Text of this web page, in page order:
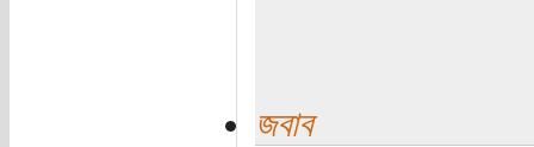
জবাব